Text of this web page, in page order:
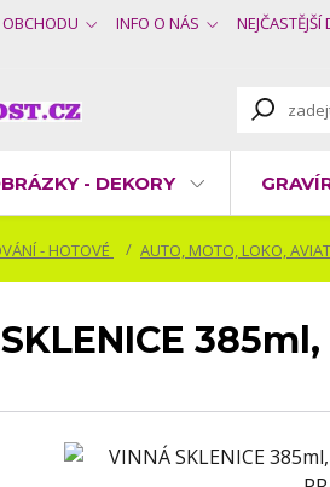
INFO O NÁS
- DEKORY
- HOTOVÉ AUTO, MOTO, LOKO,